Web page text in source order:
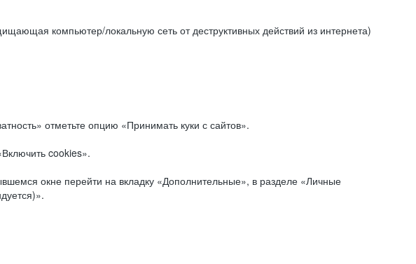
компьютер/локальную сеть от деструктивных действий из интернета)
отметьте опцию «Принимать куки с сайтов».
cookies».
окне перейти на вкладку «Дополнительные», в разделе «Личные